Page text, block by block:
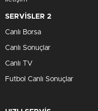
Milyonlarca emekli ve
doğdu! 2026 yılı için
yönünde önemli bir adım
maaşlarının
teklifini TBMM
maddi durumlarını
maddeden oluşuyor.